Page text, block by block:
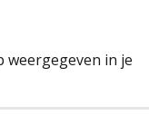
weergegeven in je